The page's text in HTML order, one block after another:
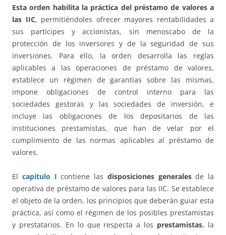
Esta orden habilita la práctica del préstamo de valores a
las IIC, permitiéndoles ofrecer mayores rentabilidades a
sus partícipes y accionistas, sin menoscabo de la
protección de los inversores y de la seguridad de sus
inversiones. Para ello, la orden desarrolla las reglas
aplicables a las operaciones de préstamo de valores,
establece un régimen de garantías sobre las mismas,
impone obligaciones de control interno para las
sociedades gestoras y las sociedades de inversión, e
incluye las obligaciones de los depositarios de las
instituciones prestamistas, que han de velar por el
cumplimiento de las normas aplicables al préstamo de
valores.
El capítulo I contiene las disposiciones generalesde la
operativa de préstamo de valores para las IIC. Se establece
el objeto de la orden, los principios que deberán guiar esta
práctica, así como el régimen de los posibles prestamistas
y prestatarios. En lo que respecta a los prestamistas, la